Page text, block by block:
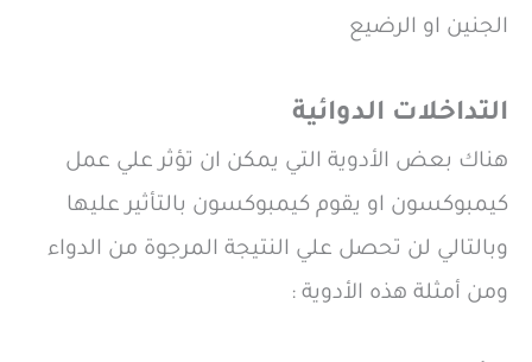
الجنين او الرضيع
التداخلات الدوائية
هناك بعض الأدوية التي يمكن ان تؤثر علي عمل
كيمبوكسون او يقوم كيمبوكسون بالتأثير عليها
وبالتالي لن تحصل علي النتيجة المرجوة من الدواء
ومن أمثلة هذه الأدوية :